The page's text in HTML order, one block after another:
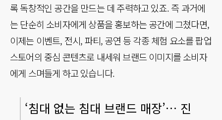
록 독창적인 공간을 만드는 데 주력하고 있죠. 즉 과거에
는 단순히 소비자에게 상품을 홍보하는 공간에 그쳤다면,
이제는 이벤트, 전시, 파티, 공연 등 각종 체험 요소를 팝업
스토어의 중심 콘텐츠로 내세워 브랜드 이미지를 소비자
에게 스며들게 하고 있습니다.
‘침대 없는 침대 브랜드 매장’… 진